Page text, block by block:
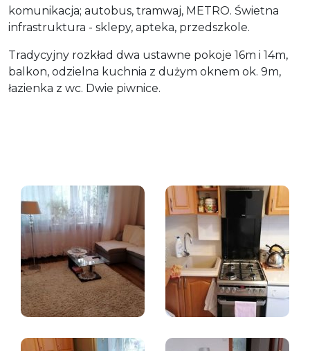
komunikacja; autobus, tramwaj, METRO. Świetna
infrastruktura - sklepy, apteka, przedszkole.
Tradycyjny rozkład dwa ustawne pokoje 16m i 14m,
balkon, odzielna kuchnia z dużym oknem ok. 9m,
łazienka z wc. Dwie piwnice.